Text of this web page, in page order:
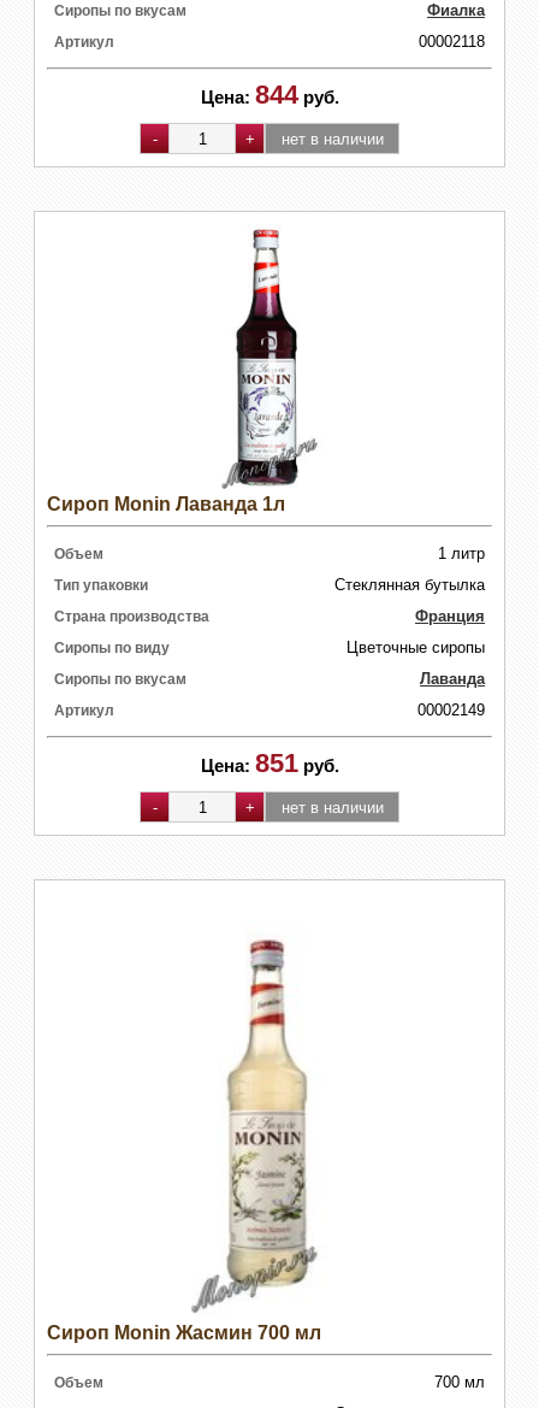
Сиропы по вкусам Фиалка
Артикул 00002118
Цена: 844 руб.
Сироп Monin Лаванда 1л
Объем 1 литр
Тип упаковки Стеклянная бутылка
Страна производства Франция
Сиропы по виду Цветочные сиропы
Сиропы по вкусам Лаванда
Артикул 00002149
Цена: 851 руб.
Сироп Monin Жасмин 700 мл
Объем 700 мл